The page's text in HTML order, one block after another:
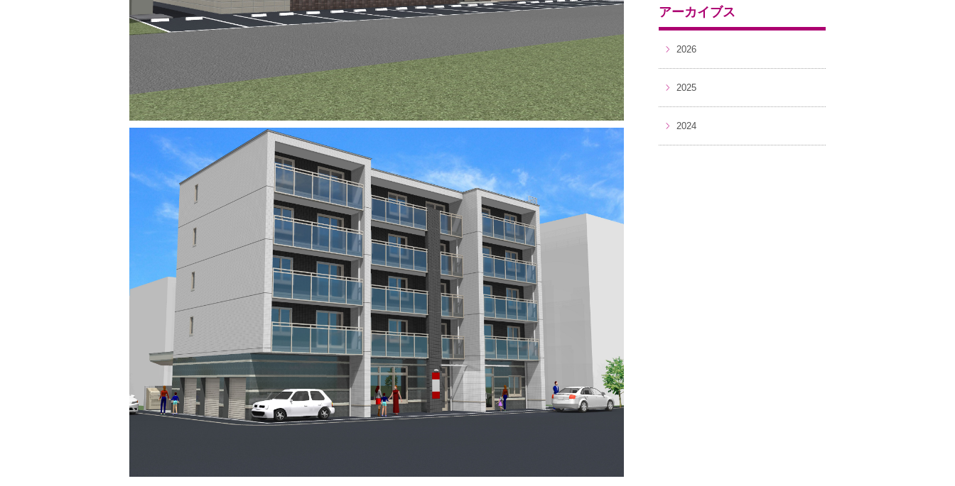
アーカイブス
2026
2025
2024